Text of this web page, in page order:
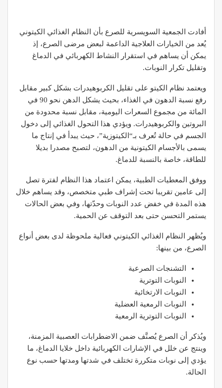
أفادت الجمعية السويسرية للصرع بأن النظام الغذائي الكيتوني
يُعد من الخيارات العلاجية الداعمة لبعض مرضى الصرع، إذ
يمكن أن يساهم في استقرار النشاط الكهربائي في الدماغ
وتقليل تكرار النوبات.
ويعتمد نظام الكيتو على تقليل الكربوهيدرات بشكل كبير مقابل
رفع نسبة الدهون في الغذاء، بحيث يشكل الدهن نحو 90 في
المائة من مجموع السعرات اليومية، مقابل نسبة محدودة من
البروتين والكربوهيدرات. ويؤدي هذا التحول الغذائي إلى دخول
الجسم في حالة تُعرف بـ“الكيتوزية”، حيث يبدأ في إنتاج ما
يسمى بالأجسام الكيتونية من الدهون، لتصبح مصدرا بديلا
للطاقة، خاصة بالنسبة للدماغ.
ووفق المعطيات الطبية، يمكن اعتماد هذا النظام لفترة تصل
إلى عامين تقريبا تحت إشراف طبي متخصص، وقد يساهم خلال
هذه المدة في خفض عدد النوبات وحدّتها، وفي بعض الحالات
يستمر التحسن حتى بعد التوقف عن الحمية.
ويُظهر النظام الغذائي الكيتوني فعالية ملحوظة لدى بعض أنواع
الصرع، من بينها:
التشنجات الصرعية
النوبات التوترية
النوبات الارتخائية
النوبات الرمعية العضلية
النوبات التوترية الرمعية
ويُذكر أن الصرع يُصنَّف ضمن الاضطرابات العصبية المزمنة،
وينتج عن خلل في الإشارات الكهربائية داخل خلايا الدماغ، ما
يؤدي إلى نوبات متكررة تختلف في شدتها ومدتها حسب نوع
الحالة.